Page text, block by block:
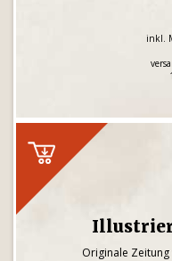
inkl.
Originale